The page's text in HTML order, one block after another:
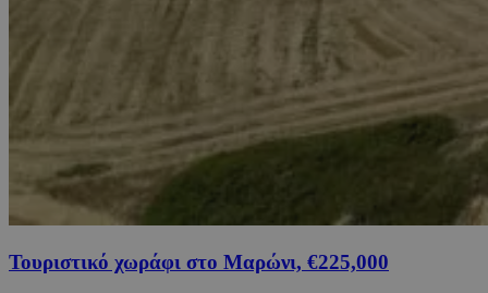
Τουριστικό χωράφι στο Μαρώνι, €225,000